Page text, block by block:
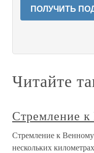
ПОЛУЧИТЬ
Читайте
Стремление
Стремление к
нескольких